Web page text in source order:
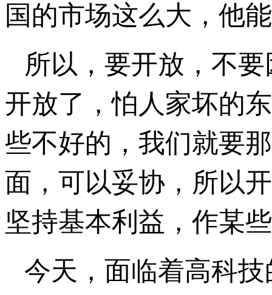
国的市场这么大，他
所以，要开放，不
开放了，怕人家坏的
些不好的，我们就要
面，可以妥协，所以
坚持基本利益，作某
今天，面临着高科